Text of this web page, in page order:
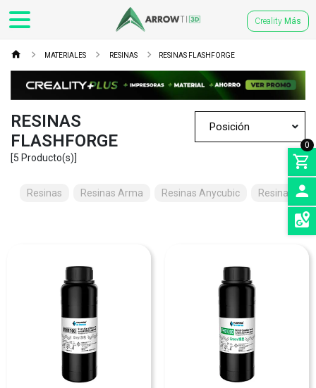
Creality Más
0
MATERIALES RESINAS RESINAS FLASHFORGE
RESINAS
FLASHFORGE
[5 Producto(s)]
Resinas Resinas Arma Resinas Anycubic Resinas